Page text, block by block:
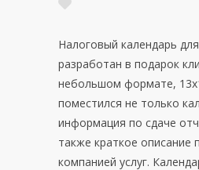
Налоговый календарь
разработан в подарок
небольшом формате,
поместился не только
информация по сдаче
также краткое описание
компанией услуг.